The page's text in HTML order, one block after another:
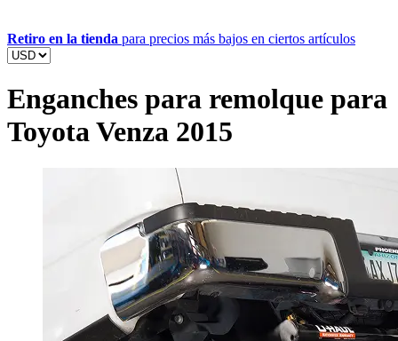
Retiro en la tienda para precios más bajos en ciertos artículos
Enganches para remolque para
Toyota Venza 2015